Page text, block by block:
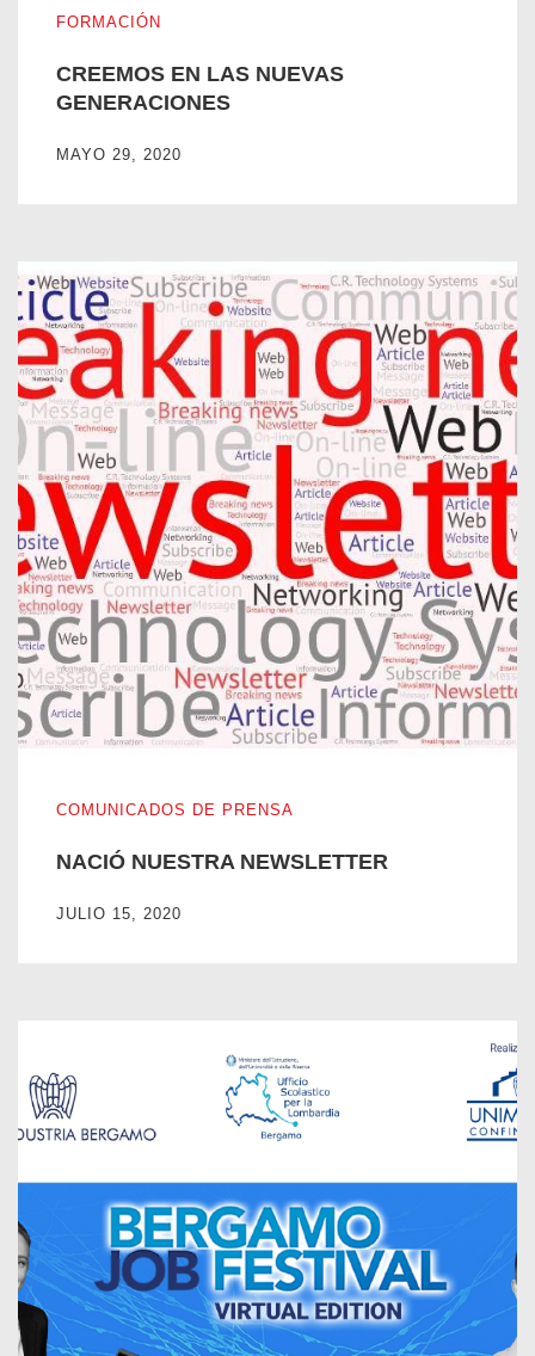
FORMACIÓN
CREEMOS EN LAS NUEVAS
GENERACIONES
MAYO 29, 2020
COMUNICADOS DE PRENSA
NACIÓ NUESTRA NEWSLETTER
JULIO 15, 2020